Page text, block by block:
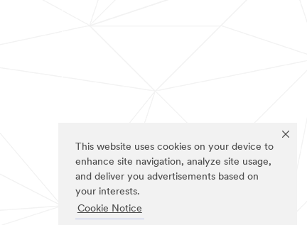
This website uses cookies on your device to
enhance site navigation, analyze site usage,
and deliver you advertisements based on
your interests.
Cookie Notice